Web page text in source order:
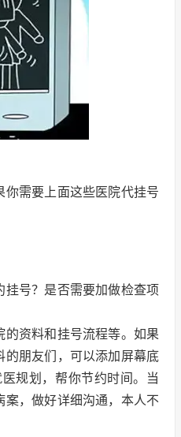
你需要上面这些医院代挂号
号？是否需要加做检查项
资料和挂号流程等。如果
的朋友们，可以添加屏幕底
规划，帮你节约时间。当
，做好详细沟通，本人不